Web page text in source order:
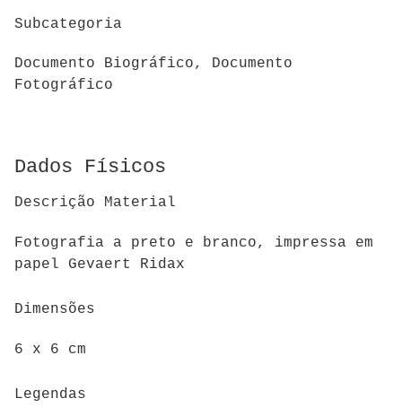
Subcategoria
Documento Biográfico, Documento
Fotográfico
Dados Físicos
Descrição Material
Fotografia a preto e branco, impressa em
papel Gevaert Ridax
Dimensões
6 x 6 cm
Legendas